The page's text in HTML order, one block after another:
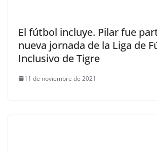
El fútbol incluye. Pilar fue
nueva jornada de la Liga de
Inclusivo de Tigre
11 de noviembre de 2021